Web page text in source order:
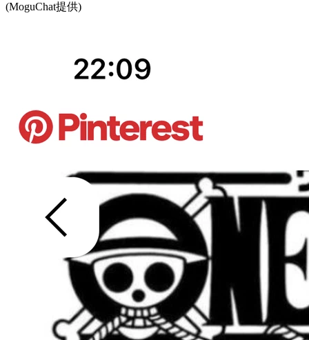
(MoguChat提供)